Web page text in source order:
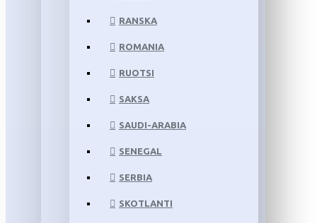
RANSKA
ROMANIA
RUOTSI
SAKSA
SAUDI-ARABIA
SENEGAL
SERBIA
SKOTLANTI